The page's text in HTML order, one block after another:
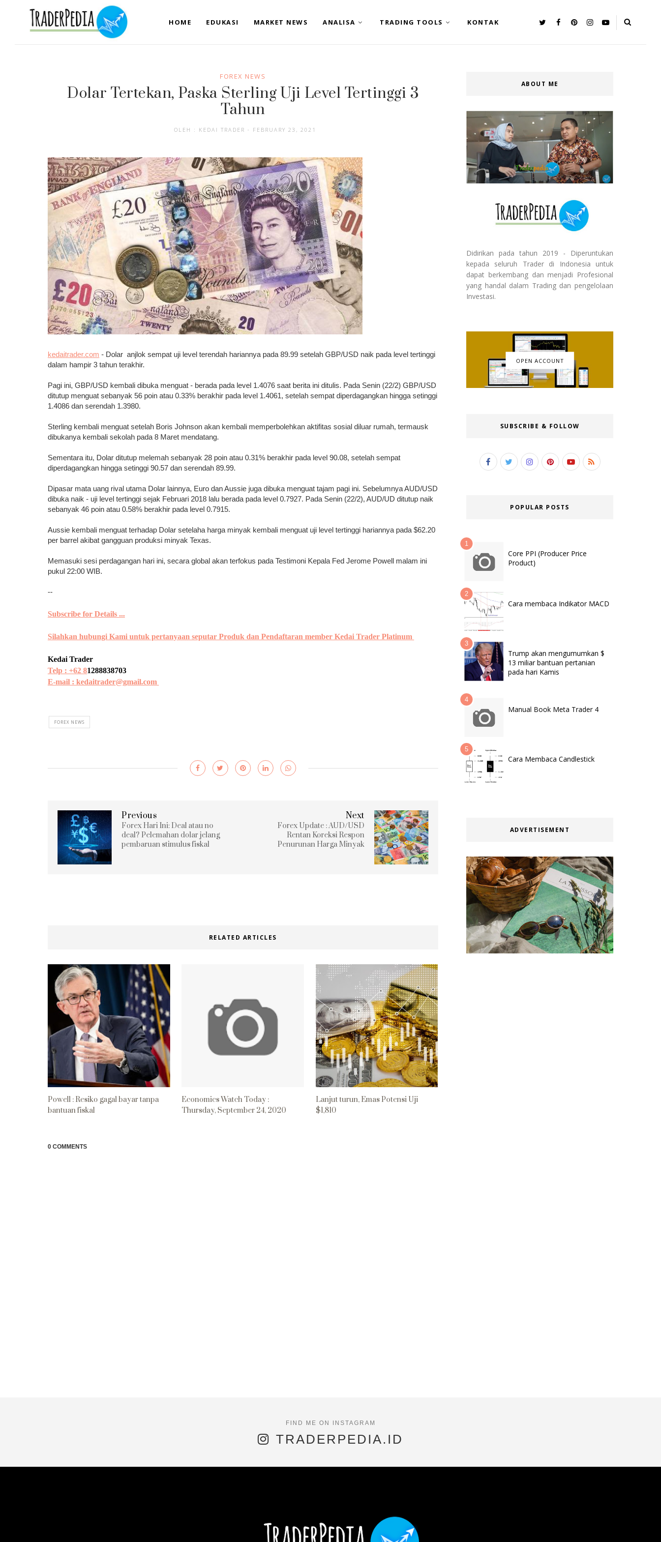
HOME EDUKASI MARKET NEWS ANALISA TRADING TOOLS KONTAK
FOREX NEWS
Dolar Tertekan, Paska Sterling Uji Level Tertinggi 3
Tahun
OLEH : KEDAI TRADER - FEBRUARY 23, 2021
kedaitrader.com - Dolar anjlok sempat uji level terendah hariannya pada 89.99 setelah GBP/USD naik pada level tertinggi
dalam hampir 3 tahun terakhir.
Pagi ini, GBP/USD kembali dibuka menguat - berada pada level 1.4076 saat berita ini ditulis. Pada Senin (22/2) GBP/USD
ditutup menguat sebanyak 56 poin atau 0.33% berakhir pada level 1.4061, setelah sempat diperdagangkan hingga setinggi
1.4086 dan serendah 1.3980.
Sterling kembali menguat setelah Boris Johnson akan kembali memperbolehkan aktifitas sosial diluar rumah, termausk
dibukanya kembali sekolah pada 8 Maret mendatang.
Sementara itu, Dolar ditutup melemah sebanyak 28 poin atau 0.31% berakhir pada level 90.08, setelah sempat
diperdagangkan hingga setinggi 90.57 dan serendah 89.99.
Dipasar mata uang rival utama Dolar lainnya, Euro dan Aussie juga dibuka menguat tajam pagi ini. Sebelumnya AUD/USD
dibuka naik - uji level tertinggi sejak Februari 2018 lalu berada pada level 0.7927. Pada Senin (22/2), AUD/UD ditutup naik
sebanyak 46 poin atau 0.58% berakhir pada level 0.7915.
Aussie kembali menguat terhadap Dolar setelaha harga minyak kembali menguat uji level tertinggi hariannya pada $62.20
per barrel akibat gangguan produksi minyak Texas.
Memasuki sesi perdagangan hari ini, secara global akan terfokus pada Testimoni Kepala Fed Jerome Powell malam ini
pukul 22:00 WIB.
--
Subscribe for Details ...
Silahkan hubungi Kami untuk pertanyaan seputar Produk dan Pendaftaran member Kedai Trader Platinum
Kedai Trader
Telp : +62 81288838703
E-mail : kedaitrader@gmail.com
FOREX NEWS
Next
Forex Update : AUD/USD
Rentan Koreksi Respon
Penurunan Harga Minyak
Previous
Forex Hari Ini: Deal atau no
deal? Pelemahan dolar jelang
pembaruan stimulus fiskal
RELATED ARTICLES
Powell : Resiko gagal bayar tanpa
bantuan fiskal
Economics Watch Today :
Thursday, September 24, 2020
Lanjut turun, Emas Potensi Uji
$1,810
0 COMMENTS
ABOUT ME
Didirikan pada tahun 2019 - Diperuntukan
kepada seluruh Trader di Indonesia untuk
dapat berkembang dan menjadi Profesional
yang handal dalam Trading dan pengelolaan
Investasi.
OPEN ACCOUNT
SUBSCRIBE & FOLLOW
POPULAR POSTS
Core PPI (Producer Price
Product)
Cara membaca Indikator MACD
Trump akan mengumumkan $
13 miliar bantuan pertanian
pada hari Kamis
Manual Book Meta Trader 4
Cara Membaca Candlestick
ADVERTISEMENT
TRADERPEDIA.ID